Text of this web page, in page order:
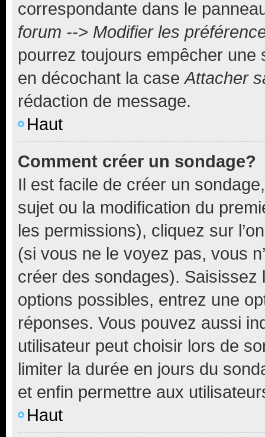
correspondante dans le
forum --> Modifier les
pourrez toujours empêcher une
en décochant la caseAttacher
rédaction de message.
Haut
Comment créer un sondage?
Il est facile de créer un
sujet ou la modification du
les permissions), cliquez sur
(si vous ne le voyez pas, vous
créer des sondages).
options possibles, entrez une
réponses. Vous pouvez aussi
utilisateur peut choisir lors de
limiter la durée en jours du
et enfin permettre aux
Haut